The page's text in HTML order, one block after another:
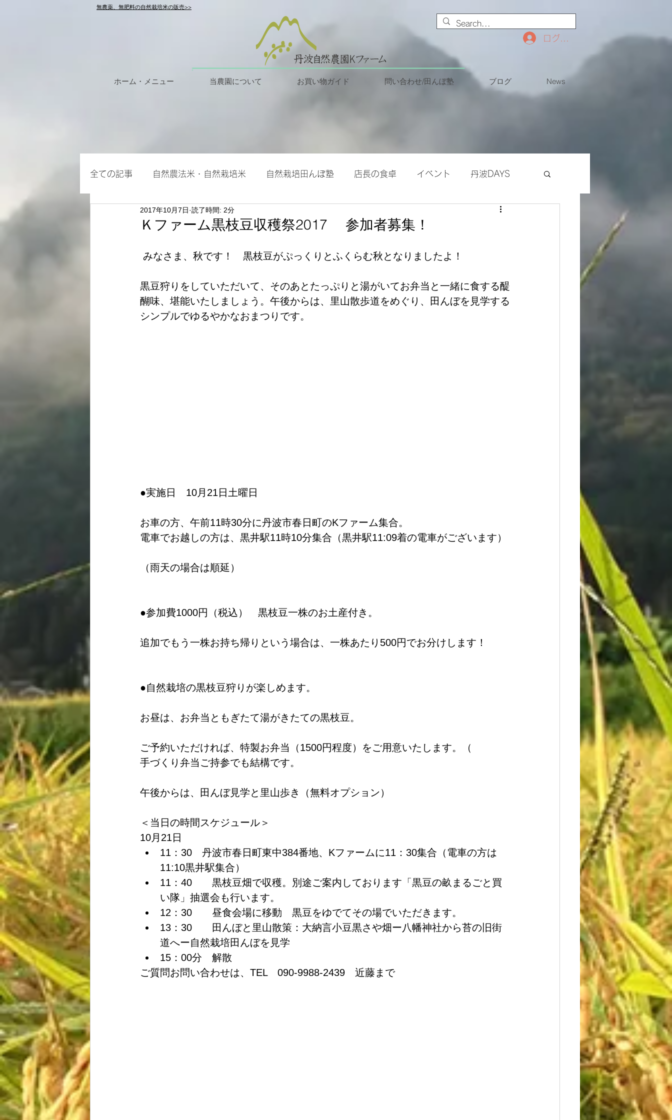
無農薬、無肥料の自然栽培米の販売>>
ログイン
ホーム・メニュー 当農園について お買い物ガイド 問い合わせ/田んぼ塾 ブログ News
全ての記事 自然農法米・自然栽培米 自然栽培田んぼ塾 店長の食卓 イベント 丹波DAYS
お米の話 食の安全
Ｋファーム黒枝豆収穫祭2017 参加者募集！
2017年10月7日 読了時間: 2分
みなさま、秋です！　黒枝豆がぷっくりとふくらむ秋となりましたよ！
黒豆狩りをしていただいて、そのあとたっぷりと湯がいてお弁当と一緒に食する醍
醐味、堪能いたしましょう。午後からは、里山散歩道をめぐり、田んぼを見学する
シンプルでゆるやかなおまつりです。
●実施日　10月21日土曜日
お車の方、午前11時30分に丹波市春日町のKファーム集合。
電車でお越しの方は、黒井駅11時10分集合（黒井駅11:09着の電車がございます）
（雨天の場合は順延）
●参加費1000円（税込）　黒枝豆一株のお土産付き。
追加でもう一株お持ち帰りという場合は、一株あたり500円でお分けします！
●自然栽培の黒枝豆狩りが楽しめます。
お昼は、お弁当ともぎたて湯がきたての黒枝豆。
ご予約いただければ、特製お弁当（1500円程度）をご用意いたします。（
手づくり弁当ご持参でも結構です。
午後からは、田んぼ見学と里山歩き（無料オプション）
＜当日の時間スケジュール＞
10月21日
11：30　丹波市春日町東中384番地、Kファームに11：30集合（電車の方は
11:10黒井駅集合）
11：40　　黒枝豆畑で収穫。別途ご案内しております「黒豆の畝まるごと買
い隊」抽選会も行います。
12：30　　昼食会場に移動　黒豆をゆでてその場でいただきます。
13：30　　田んぼと里山散策：大納言小豆黒さや畑ー八幡神社から苔の旧街
道へー自然栽培田んぼを見学
15：00分　解散
ご質問お問い合わせは、TEL　090-9988-2439　近藤まで